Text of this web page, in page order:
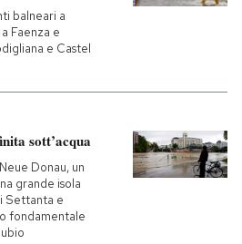
balneari a
Faenza e
e Castel
sott’acqua
Donau, un
grande isola
Settanta e
fondamentale